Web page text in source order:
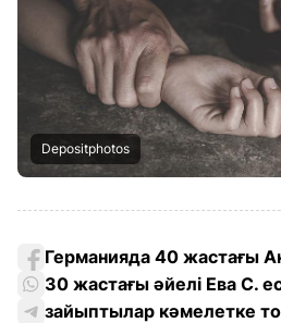
Depositphotos
Германияда 40 жастағы
30 жастағы әйелі Ева С.
зайыптылар кәмелетке